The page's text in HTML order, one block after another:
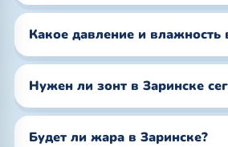
Какое давление и влажность
Нужен ли зонт в Заринске
Будет ли жара в Заринске?